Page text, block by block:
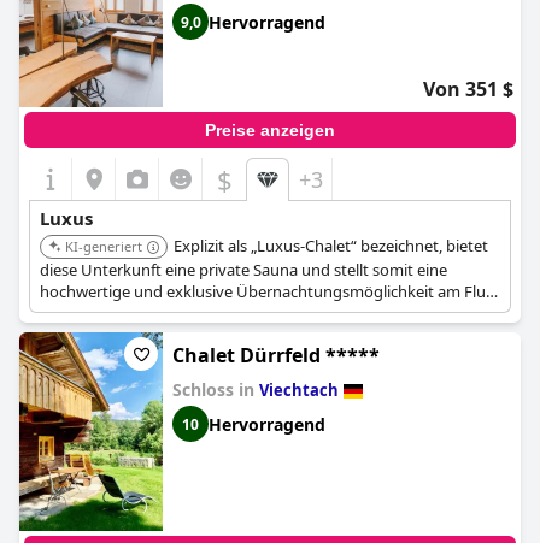
9,0 Hervorragend
Von 351 $
Preise anzeigen
$ +3
Luxus
KI-generiert
Explizit als „Luxus-Chalet“ bezeichnet, bietet
diese Unterkunft eine private Sauna und stellt somit eine
hochwertige und exklusive Übernachtungsmöglichkeit am Fluss
dar.
Chalet Dürrfeld *****
Schloss in Viechtach
10 Hervorragend